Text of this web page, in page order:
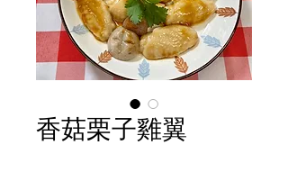
香菇栗子雞翼